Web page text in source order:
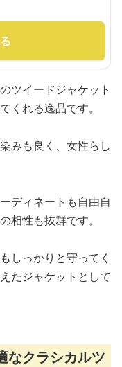
ツイードジャケット
くれる逸品です。
みも良く、女性らし
ディネートも自由自
相性も抜群です。
しっかりと守ってく
たジャケットとして
なクラシカルツ